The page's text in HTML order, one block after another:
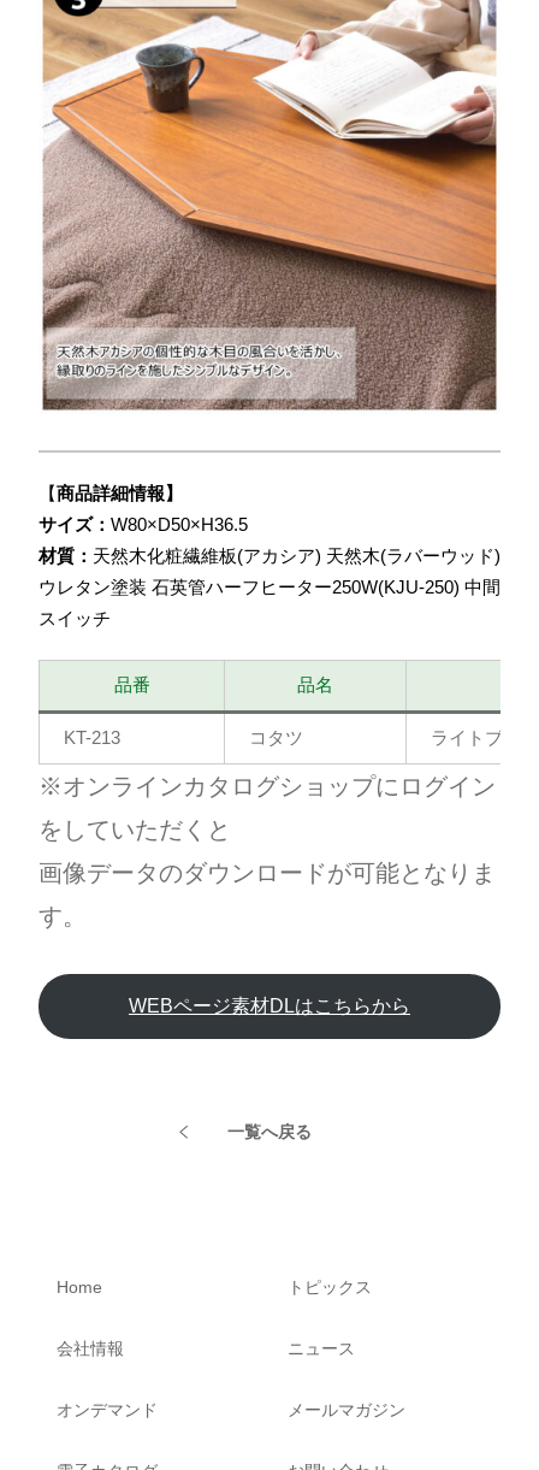
【商品詳細情報】
サイズ： W80×D50×H36.5
材質： 天然木化粧繊維板(アカシア) 天然木(ラバーウッド)
ウレタン塗装 石英管ハーフヒーター250W(KJU-250) 中間
スイッチ
品番 品名
KT-213 コタツ ライトブラ
※オンラインカタログショップにログイン
をしていただくと
画像データのダウンロードが可能となりま
す。
WEBページ素材DLはこちらから
一覧へ戻る
Home
会社情報
オンデマンド
トピックス
ニュース
メールマガジン